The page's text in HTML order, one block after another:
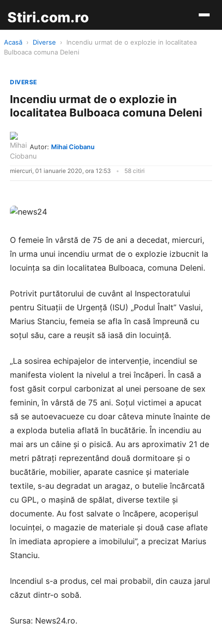
Stiri.com.ro
Acasă › Diverse ›
Incendiu urmat de o explozie in localitatea
Bulboaca comuna Deleni
DIVERSE
Incendiu urmat de o explozie in
localitatea Bulboaca comuna Deleni
Autor: Mihai Ciobanu
miercuri, 01 ianuarie 2020, ora 12:53 58 citiri
O femeie în vârstă de 75 de ani a decedat, miercuri,
în urma unui incendiu urmat de o explozie izbucnit la
locuinţa sa din localitatea Bulboaca, comuna Deleni.
Potrivit purtătorului de cuvânt al Inspectoratului
pentru Situaţii de Urgenţă (ISU) „Podul Înalt” Vaslui,
Marius Stanciu, femeia se afla în casă împreună cu
soţul său, care a reuşit să iasă din locuinţă.
„La sosirea echipajelor de intervenţie, incendiul se
manifesta violent la nivelul a trei încăperi. În casă a
fost găsit corpul carbonizat al unei persoane de sex
feminin, în vârstă de 75 ani. Soţul victimei a apucat
să se autoevacueze cu doar câteva minute înainte de
a exploda butelia aflată în bucătărie. În incendiu au
mai ars un câine şi o pisică. Au ars aproximativ 21 de
metri pătraţi reprezentând două dormitoare şi o
bucătărie, mobilier, aparate casnice şi materiale
textile, s-au degradat un aragaz, o butelie încărcată
cu GPL, o maşină de spălat, diverse textile şi
documente. Au fost salvate o încăpere, acoperişul
locuinţei, o magazie de materiale şi două case aflate
în imediata apropiere a imobilului”, a precizat Marius
Stanciu.
Incendiul s-a produs, cel mai probabil, din cauza jarul
căzut dintr-o sobă.
Sursa: News24.ro.